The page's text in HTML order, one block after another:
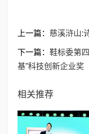
上一篇： 慈溪浒山:
下一篇： 鞋标委第
基”科技创新企业奖
相关推荐